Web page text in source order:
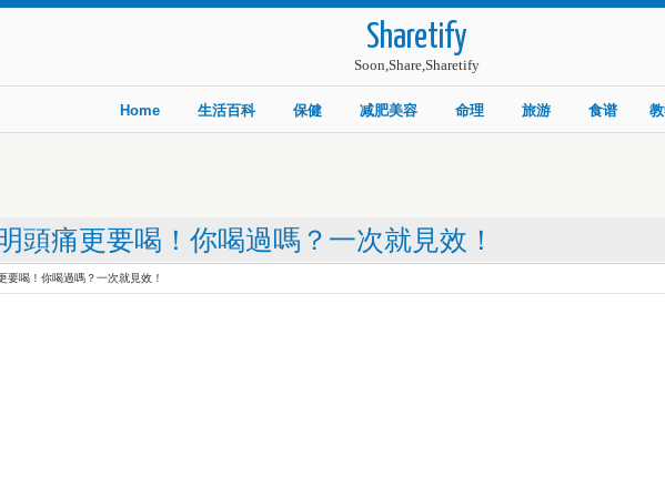
Sharetify
Soon,Share,Sharetify
Home 生活百科 保健 减肥美容 命理 旅游 食谱
頭痛更要喝！你喝過嗎？一次就見效！
要喝！你喝過嗎？一次就見效！